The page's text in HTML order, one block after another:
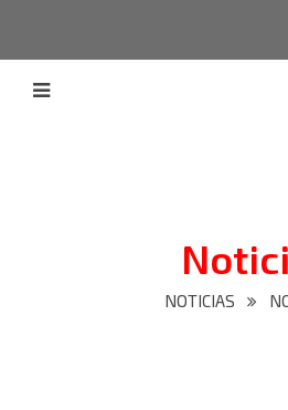
NOTICIAS